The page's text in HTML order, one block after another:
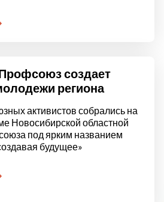
создает
региона
активистов собрались на
Новосибирской областной
под ярким названием
будущее»